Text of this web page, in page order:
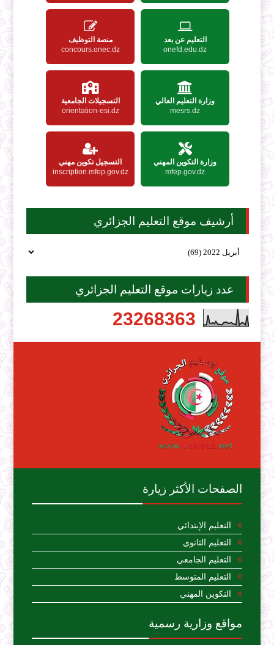
التعليم عن بعد
onefd.edu.dz
منصة التوظيف
concours.onec.dz
وزارة التعليم العالي
mesrs.dz
التسجيلات الجامعية
orientation-esi.dz
وزارة التكوين المهني
mfep.gov.dz
التسجيل تكوين مهني
inscription.mfep.gov.dz
أرشيف موقع التعليم الجزائري
عدد زيارات موقع التعليم الجزائري
23268363
الصفحات الأكثر زيارة
التعليم الإبتدائي
التعليم الثانوي
التعليم الجامعي
التعليم المتوسط
التكوين المهني
مواقع وزارية رسمية